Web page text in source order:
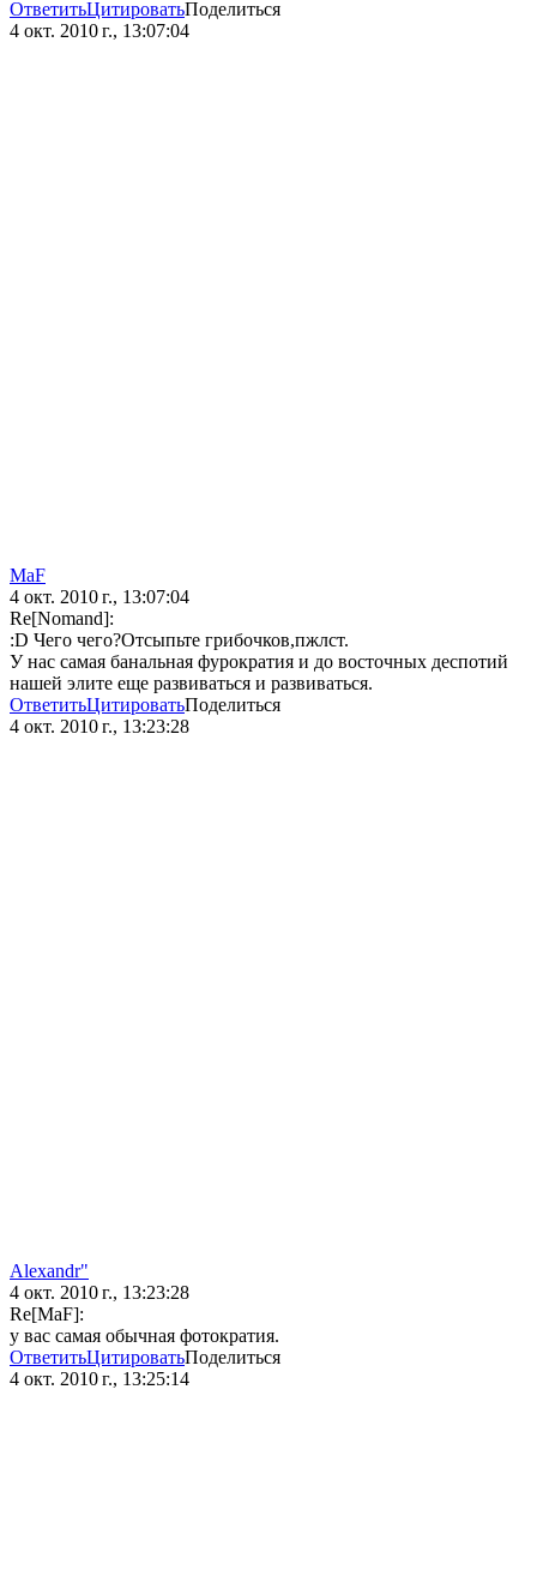
ОтветитьЦитироватьПоделиться
4 окт. 2010 г., 13:07:04
MaF
4 окт. 2010 г., 13:07:04
Re[Nomand]:
:D Чего чего?Отсыпьте грибочков,пжлст.
У нас самая банальная фурократия и до восточных деспотий
нашей элите еще развиваться и развиваться.
ОтветитьЦитироватьПоделиться
4 окт. 2010 г., 13:23:28
Alexandr"
4 окт. 2010 г., 13:23:28
Re[MaF]:
у вас самая обычная фотократия.
ОтветитьЦитироватьПоделиться
4 окт. 2010 г., 13:25:14